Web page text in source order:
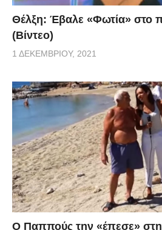
Θέλξη: Έβαλε «Φωτία» στο
(Βίντεο)
1 ΔΕΚΕΜΒΡΊΟΥ, 2021
Ο Παππούς την «έπεσε»